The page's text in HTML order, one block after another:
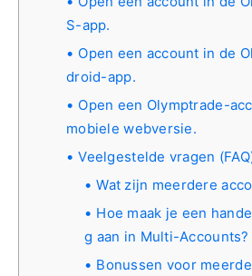
S-app.
Open een account in de
droid-app.
Open een Olymptrade-
mobiele webversie.
Veelgestelde vragen
Wat zijn meerdere
Hoe maak je een
g aan in Multi-Accounts?
Bonussen voor